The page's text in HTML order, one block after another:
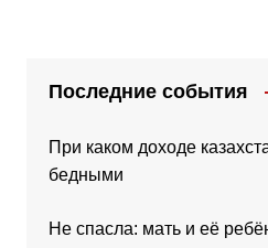
Последние события
При каком доходе
бедными
Не спасла: мать и её